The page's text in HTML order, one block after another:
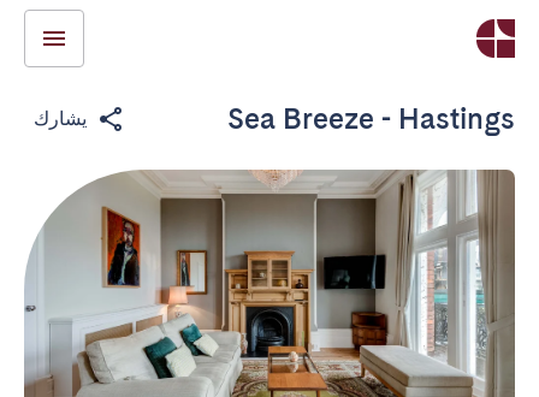
Sea Breeze - Hastings يشارك